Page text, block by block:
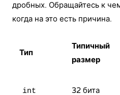
дробных. Обращайтесь к
когда на это есть причина.
Тип
Типичный
размер
int 32 бита